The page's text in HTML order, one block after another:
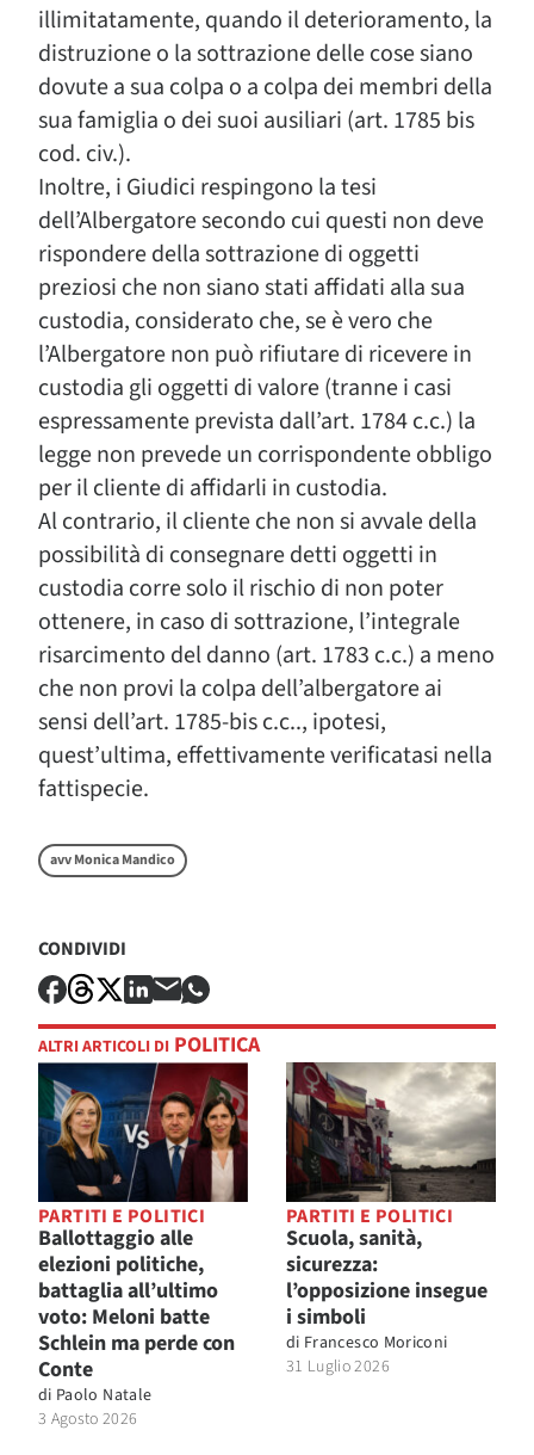
illimitatamente, quando il deterioramento, la
distruzione o la sottrazione delle cose siano
dovute a sua colpa o a colpa dei membri della
sua famiglia o dei suoi ausiliari (art. 1785 bis
cod. civ.).
Inoltre, i Giudici respingono la tesi
dell’Albergatore secondo cui questi non deve
rispondere della sottrazione di oggetti
preziosi che non siano stati affidati alla sua
custodia, considerato che, se è vero che
l’Albergatore non può rifiutare di ricevere in
custodia gli oggetti di valore (tranne i casi
espressamente prevista dall’art. 1784 c.c.) la
legge non prevede un corrispondente obbligo
per il cliente di affidarli in custodia.
Al contrario, il cliente che non si avvale della
possibilità di consegnare detti oggetti in
custodia corre solo il rischio di non poter
ottenere, in caso di sottrazione, l’integrale
risarcimento del danno (art. 1783 c.c.) a meno
che non provi la colpa dell’albergatore ai
sensi dell’art. 1785-bis c.c.., ipotesi,
quest’ultima, effettivamente verificatasi nella
fattispecie.
avv Monica Mandico
CONDIVIDI
ALTRI ARTICOLI DI POLITICA
PARTITI E POLITICI
Ballottaggio alle
elezioni politiche,
battaglia all’ultimo
voto: Meloni batte
Schlein ma perde con
Conte
di Paolo Natale
3 Agosto 2026
PARTITI E POLITICI
Scuola, sanità,
sicurezza:
l’opposizione insegue
i simboli
di Francesco Moriconi
31 Luglio 2026